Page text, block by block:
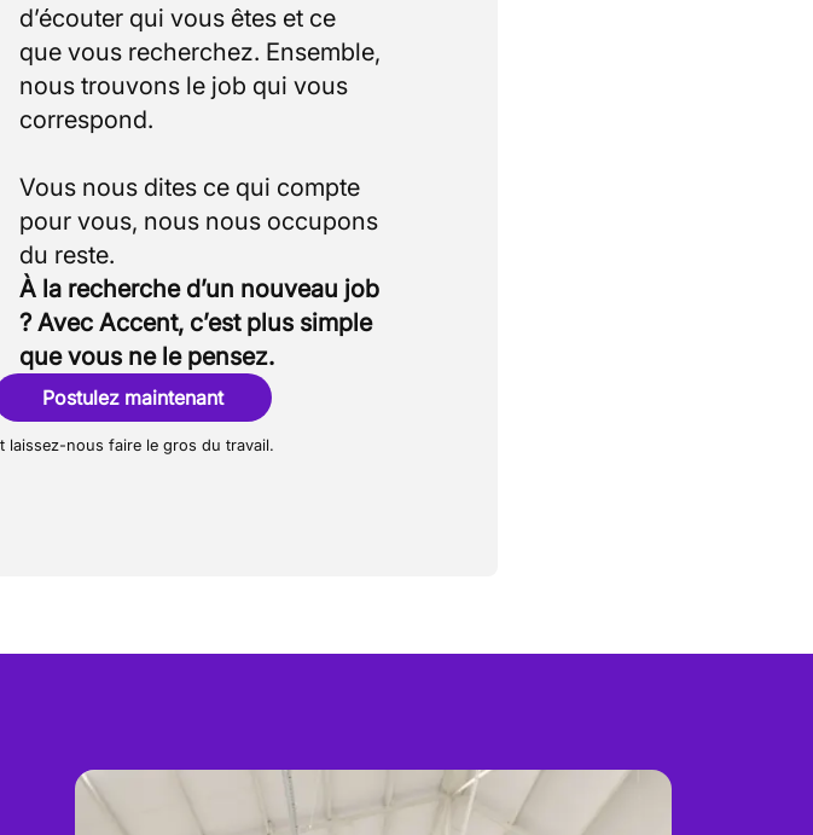
d’écouter qui vous êtes et ce
que vous recherchez. Ensemble,
nous trouvons le job qui vous
correspond.
Vous nous dites ce qui compte
pour vous, nous nous occupons
À la recherche d’un nouveau job
? Avec Accent, c’est plus simple
que vous ne le pensez.
Postulez maintenant
laissez-nous faire le gros du travail.